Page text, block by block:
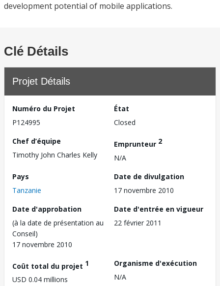
development potential of mobile applications.
Clé Détails
Projet Détails
Numéro du Projet
P124995
État
Closed
Chef d’équipe
Timothy John Charles Kelly
Emprunteur 2
N/A
Pays
Tanzanie
Date de divulgation
17 novembre 2010
Date d'approbation
(à la date de présentation au
Conseil)
17 novembre 2010
Date d'entrée en vigueur
22 février 2011
Coût total du projet 1
USD 0.04 millions
Organisme d'exécution
N/A